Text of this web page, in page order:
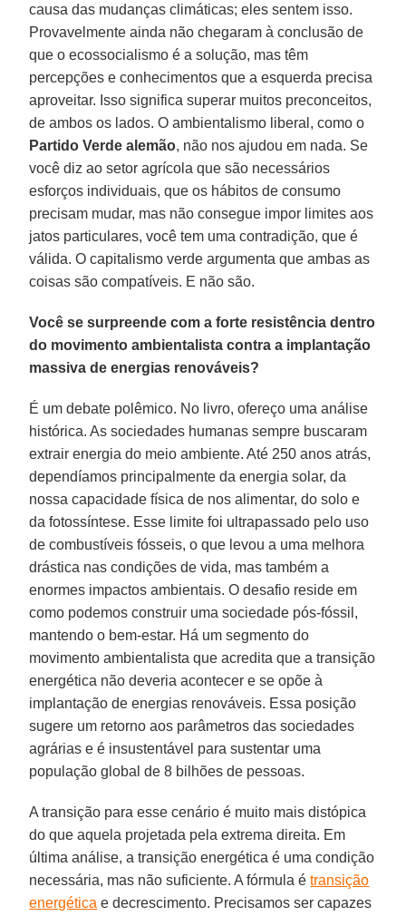
causa das mudanças climáticas; eles sentem isso.
Provavelmente ainda não chegaram à conclusão de
que o ecossocialismo é a solução, mas têm
percepções e conhecimentos que a esquerda precisa
aproveitar. Isso significa superar muitos preconceitos,
de ambos os lados. O ambientalismo liberal, como o
Partido Verde alemão, não nos ajudou em nada. Se
você diz ao setor agrícola que são necessários
esforços individuais, que os hábitos de consumo
precisam mudar, mas não consegue impor limites aos
jatos particulares, você tem uma contradição, que é
válida. O capitalismo verde argumenta que ambas as
coisas são compatíveis. E não são.
Você se surpreende com a forte resistência dentro
do movimento ambientalista contra a implantação
massiva de energias renováveis?
É um debate polêmico. No livro, ofereço uma análise
histórica. As sociedades humanas sempre buscaram
extrair energia do meio ambiente. Até 250 anos atrás,
dependíamos principalmente da energia solar, da
nossa capacidade física de nos alimentar, do solo e
da fotossíntese. Esse limite foi ultrapassado pelo uso
de combustíveis fósseis, o que levou a uma melhora
drástica nas condições de vida, mas também a
enormes impactos ambientais. O desafio reside em
como podemos construir uma sociedade pós-fóssil,
mantendo o bem-estar. Há um segmento do
movimento ambientalista que acredita que a transição
energética não deveria acontecer e se opõe à
implantação de energias renováveis. Essa posição
sugere um retorno aos parâmetros das sociedades
agrárias e é insustentável para sustentar uma
população global de 8 bilhões de pessoas.
A transição para esse cenário é muito mais distópica
do que aquela projetada pela extrema direita. Em
última análise, a transição energética é uma condição
necessária, mas não suficiente. A fórmula étransição
energética e decrescimento. Precisamos ser capazes